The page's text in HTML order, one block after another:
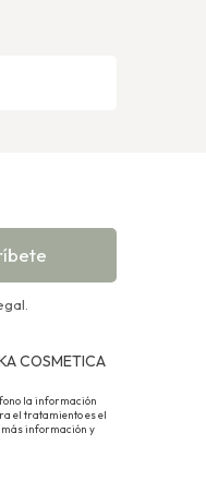
COSMETICA
la información
el tratamiento es el
información y